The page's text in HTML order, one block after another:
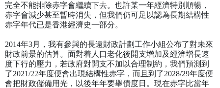
完全不能排除赤字會繼續下去。也許某一年經濟特別順暢，
赤字會減少甚至暫時消失，但我們仍可足以認為長期結構性
赤字年代已是香港經濟史一部分。
2014年3月，我有參與的長遠財政計劃工作小組公布了對未來
財政前景的估算。面對着人口老化後開支增加及經濟增長速
度下行的壓力，若政府對開支不加以合理制約，我們預測到
了2021/22年度便會出現結構性赤字，而且到了2028/29年度便
會把財政儲備用光，以後年年要舉債度日。現在赤字比當年